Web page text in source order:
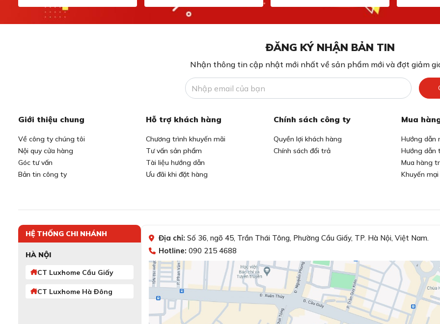
ĐĂNG KÝ NHẬN BẢN TIN
Nhận thông tin cập nhật mới nhất về sản phẩm mới và đợt giảm
Giới thiệu chung
Về công ty chúng tôi
Nội quy cửa hàng
Góc tư vấn
Bản tin công ty
Hỗ trợ khách hàng
Chương trình khuyến mãi
Tư vấn sản phẩm
Tài liệu hướng dẫn
Ưu đãi khi đặt hàng
Chính sách công ty
Quyền lợi khách hàng
Chính sách đổi trả
Mua
Hướng dẫn
Hướng dẫn
Mua hàng
Khuyến mại
HỆ THỐNG CHI NHÁNH
HÀ NỘI
CT Luxhome Cầu Giấy
CT Luxhome Hà Đông
Địa chỉ: Số 36, ngõ 45, Trần Thái Tông, Phường Cầu Giấy, TP. Hà Nội, Việt Nam.
Hotline: 090 215 4688